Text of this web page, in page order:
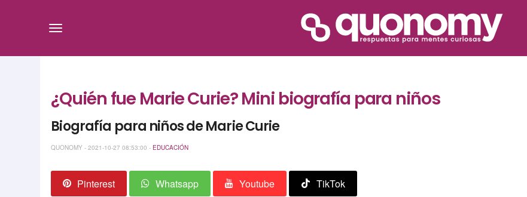
¿Quién fue Marie Curie? Mini biografía para niños
Biografía para niños de Marie Curie
QUONOMY - 2021-10-27 08:53:00 -EDUCACIÓN
Pinterest Whatsapp Youtube TikTok